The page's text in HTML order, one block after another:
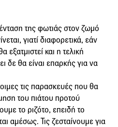
της φωτιάς στον ζωμό
γιατί διαφορετικά, εάν
και η τελική
δε θα είναι επαρκής για να
τις παρασκευές που θα
του πιάτου προτού
το ριζότο, επειδή το
αμέσως. Τις ζεσταίνουμε για